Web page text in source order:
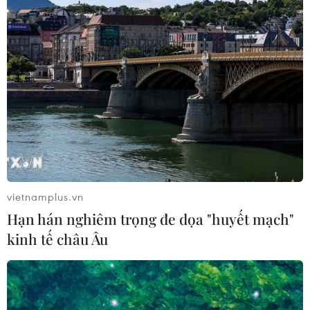
đầu tư, du lịch.
vietnamplus.vn
Hạn hán nghiêm trọng đe dọa "huyết mạch"
kinh tế châu Âu